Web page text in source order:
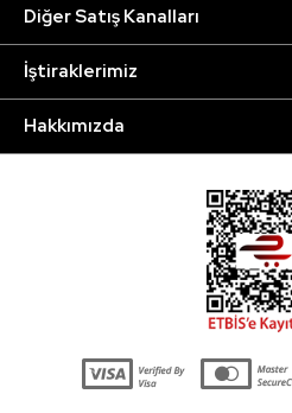
Diğer Satış Kanalları
İştiraklerimiz
Hakkımızda